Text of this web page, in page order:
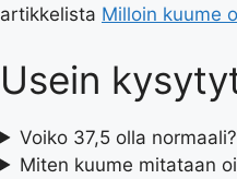
artikkelista Milloin kuume
Usein
Voiko 37,5 olla normaali?
Miten kuume mitataan